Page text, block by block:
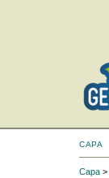
CAPA
Capa >